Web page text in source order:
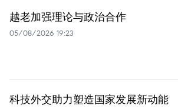
越老加强理论与政治合作
05/08/2026 19:23
科技外交助力塑造国家发展新动能